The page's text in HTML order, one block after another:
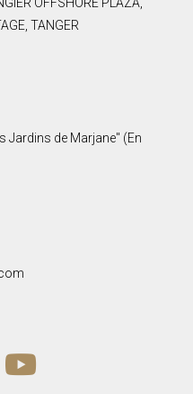
TANGER
Jardins de Marjane" (En